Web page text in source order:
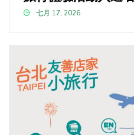
七月 17, 2026